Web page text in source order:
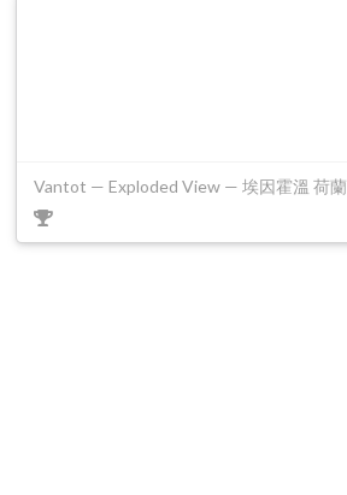
Vantot — Exploded View — 埃因霍溫 荷蘭